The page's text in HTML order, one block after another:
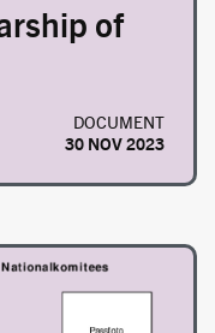
of
DOCUMENT
30 NOV 2023